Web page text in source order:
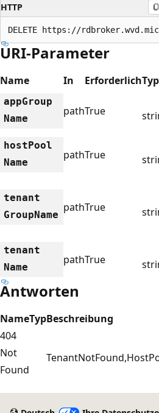
HTTP
DELETE https://
URI-Parameter
Name In ErforderlichTyp
appGroup
Name
pathTrue
hostPool
Name
pathTrue
tenant
GroupName
pathTrue
tenant
Name
pathTrue
Antworten
NameTypBeschreibung
404
Not
Found